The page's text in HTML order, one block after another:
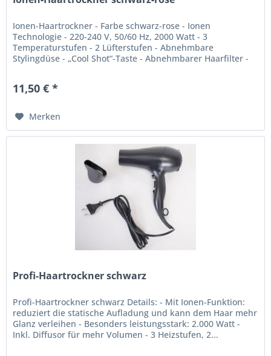
Ionen-Haartrockner - Farbe schwarz-rose - Ionen
Technologie - 220-240 V, 50/60 Hz, 2000 Watt - 3
Temperaturstufen - 2 Lüfterstufen - Abnehmbare
Stylingdüse - „Cool Shot“-Taste - Abnehmbarer Haarfilter -
11,50 € *
Merken
Profi-Haartrockner schwarz
Profi-Haartrockner schwarz Details: - Mit Ionen-Funktion:
reduziert die statische Aufladung und kann dem Haar mehr
Glanz verleihen - Besonders leistungsstark: 2.000 Watt -
Inkl. Diffusor für mehr Volumen - 3 Heizstufen, 2...